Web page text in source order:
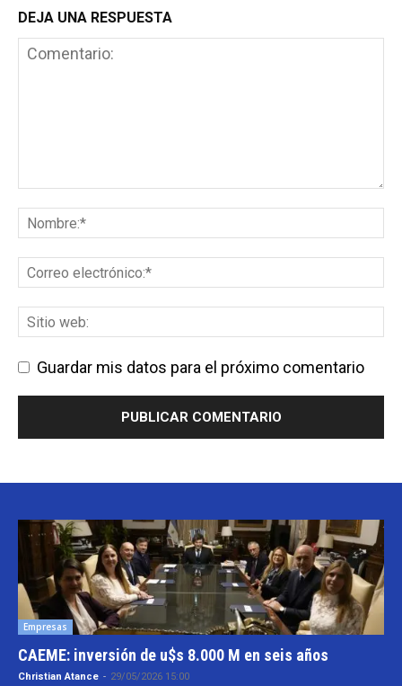
DEJA UNA RESPUESTA
Guardar mis datos para el próximo comentario
Empresas
CAEME: inversión de u$s 8.000 M en seis años
Christian Atance - 29/05/2026 15:00